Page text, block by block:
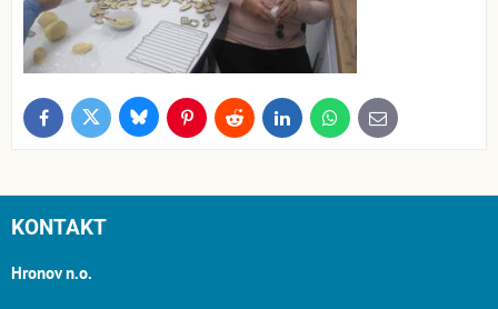
FacebookTwitter BlueskyPinterestReddit LinkedInWhatsApp
E-
mail
KONTAKT
Hronov n.o.